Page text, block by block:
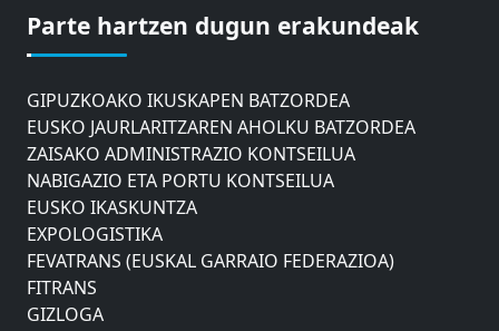
Parte hartzen dugun erakundeak
GIPUZKOAKO MERKATARITZA GANBERA
DONOSTIAKO UDALEKO MUGIKORTASUNERAKO
GIPUZKOAKO IKUSKAPEN BATZORDEA
EUSKO JAURLARITZAREN AHOLKU BATZORDEA
ZAISAKO ADMINISTRAZIO KONTSEILUA
NABIGAZIO ETA PORTU KONTSEILUA
EUSKO IKASKUNTZA
EXPOLOGISTIKA
FEVATRANS (EUSKAL GARRAIO FEDERAZIOA)
FITRANS
GIZLOGA